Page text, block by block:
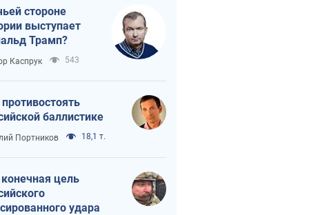
стороне
выступает
Трамп?
Каспрук 543
баллистике
Портников 18,1 т.
цель
удара